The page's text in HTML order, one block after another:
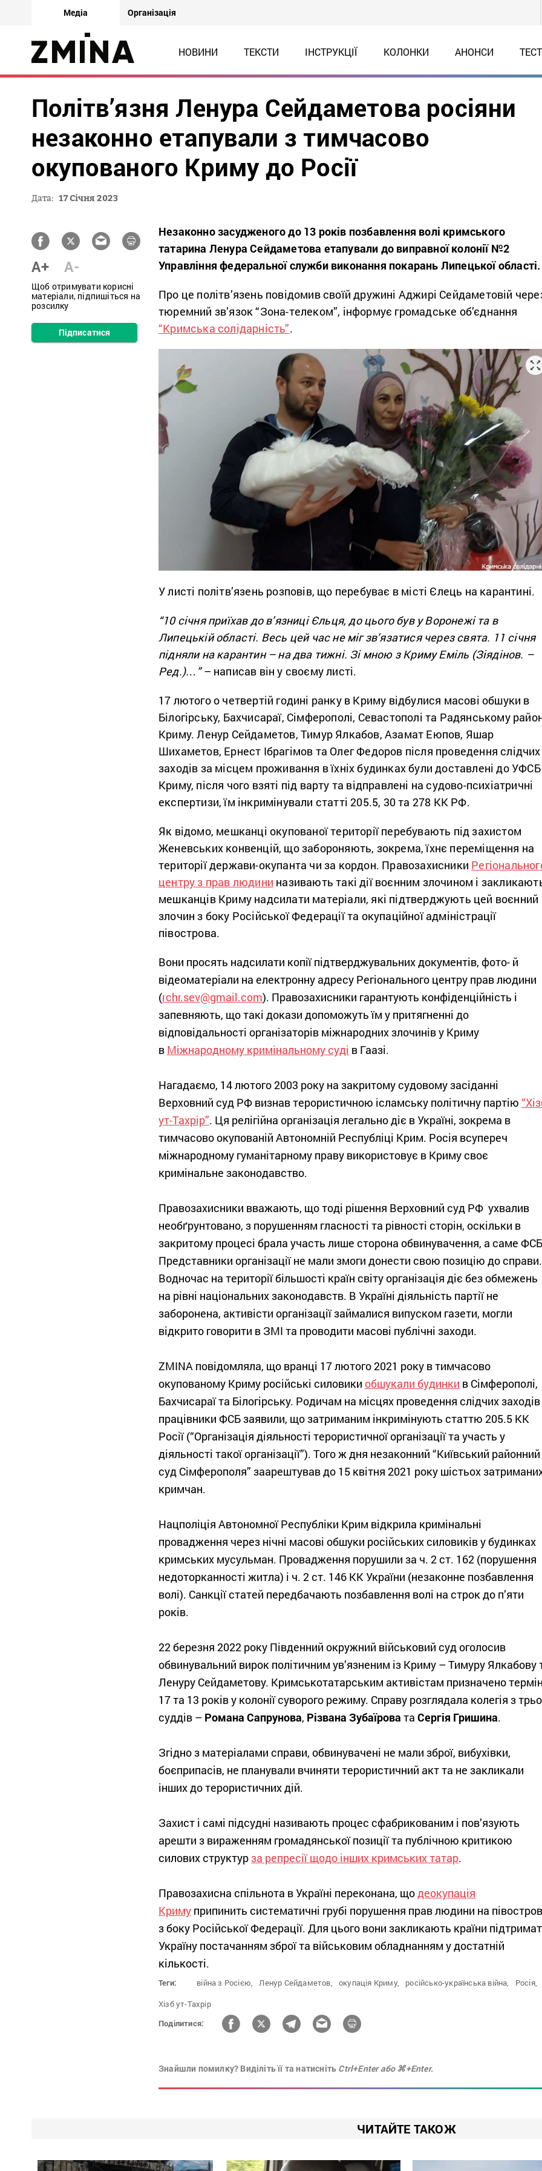
Медіа Організація
НОВИНИ ТЕКСТИ ІНСТРУКЦІЇ КОЛОНКИ АНОНСИ
Політв’язня Ленура Сейдаметова росіяни
незаконно етапували з тимчасово
окупованого Криму до Росії
Дата: 17 Січня 2023
A+ A-
Щоб отримувати корисні
матеріали, підпишіться на
розсилку
Підписатися
Незаконно засудженого до 13 років позбавлення волі кримського
татарина Ленура Сейдаметова етапували до виправної колонії №2
Управління федеральної служби виконання покарань Липецької області.
Про це політв’язень повідомив своїй дружині Аджирі Сейдаметовій
тюремний зв’язок “Зона-телеком”, інформує громадське об’єднання
“Кримська солідарність”.
У листі політв’язень розповів, що перебуває в місті Єлець на карантині.
“10 січня приїхав до в’язниці Єльця, до цього був у Воронежі та в
Липецькій області. Весь цей час не міг зв’язатися через свята. 11 січня
підняли на карантин – на два тижні. Зі мною з Криму Еміль (Зіядінов. –
Ред.)…”– написав він у своєму листі.
17 лютого о четвертій годині ранку в Криму відбулися масові обшуки в
Білогірську, Бахчисараї, Сімферополі, Севастополі та Радянському
Криму. Ленур Сейдаметов, Тимур Ялкабов, Азамат Еюпов, Яшар
Шихаметов, Ернест Ібрагімов та Олег Федоров після проведення слідчих
заходів за місцем проживання в їхніх будинках були доставлені до УФСБ
Криму, після чого взяті під варту та відправлені на судово-психіатричні
експертизи, їм інкримінували статті 205.5, 30 та 278 КК РФ.
Як відомо, мешканці окупованої території перебувають під захистом
Женевських конвенцій, що забороняють, зокрема, їхнє переміщення на
території держави-окупанта чи за кордон. Правозахисники
центру з прав людини називають такі дії воєнним злочином і
мешканців Криму надсилати матеріали, які підтверджують цей воєнний
злочин з боку Російської Федерації та окупаційної адміністрації
півострова.
Вони просять надсилати копії підтверджувальних документів, фото- й
відеоматеріали на електронну адресу Регіонального центру прав людини
(rchr.sev@gmail.com). Правозахисники гарантують конфіденційність і
запевняють, що такі докази допоможуть їм у притягненні до
відповідальності організаторів міжнародних злочинів у Криму
в Міжнародному кримінальному суді в Гаазі.
Нагадаємо, 14 лютого 2003 року на закритому судовому засіданні
Верховний суд РФ визнав терористичною ісламську політичну партію
ут-Тахрір”. Ця релігійна організація легально діє в Україні, зокрема в
тимчасово окупованій Автономній Республіці Крим. Росія всупереч
міжнародному гуманітарному праву використовує в Криму своє
кримінальне законодавство.
Правозахисники вважають, що тоді рішення Верховний суд РФ ухвалив
необґрунтовано, з порушенням гласності та рівності сторін, оскільки в
закритому процесі брала участь лише сторона обвинувачення, а саме
Представники організації не мали змоги донести свою позицію до справи.
Водночас на території більшості країн світу організація діє без обмежень
на рівні національних законодавств. В Україні діяльність партії не
заборонена, активісти організації займалися випуском газети, могли
відкрито говорити в ЗМІ та проводити масові публічні заходи.
ZMINA повідомляла, що вранці 17 лютого 2021 року в тимчасово
окупованому Криму російські силовики обшукали будинки в Сімферополі,
Бахчисараї та Білогірську. Родичам на місцях проведення слідчих заходів
працівники ФСБ заявили, що затриманим інкримінують статтю 205.5 КК
Росії (“Організація діяльності терористичної організації та участь у
діяльності такої організації”). Того ж дня незаконний “Київський районний
суд Сімферополя” заарештував до 15 квітня 2021 року шістьох
кримчан.
Нацполіція Автономної Республіки Крим відкрила кримінальні
провадження через нічні масові обшуки російських силовиків у будинках
кримських мусульман. Провадження порушили за ч. 2 ст. 162 (порушення
недоторканності житла) і ч. 2 ст. 146 КК України (незаконне позбавлення
волі). Санкції статей передбачають позбавлення волі на строк до п’яти
років.
22 березня 2022 року Південний окружний військовий суд оголосив
обвинувальний вирок політичним ув’язненим із Криму – Тимуру Ялкабову
Ленуру Сейдаметову. Кримськотатарським активістам призначено
17 та 13 років у колонії суворого режиму. Справу розглядала колегія з
суддів – Романа Сапрунова, Різвана Зубаїрова та Сергія Гришина.
Згідно з матеріалами справи, обвинувачені не мали зброї, вибухівки,
боєприпасів, не планували вчиняти терористичний акт та не закликали
інших до терористичних дій.
Захист і самі підсудні називають процес сфабрикованим і пов’язують
арешти з вираженням громадянської позиції та публічною критикою
силових структурза репресії щодо інших кримських татар.
Правозахисна спільнота в Україні переконана, щодеокупація
Криму припинить систематичні грубі порушення прав людини на
з боку Російської Федерації. Для цього вони закликають країни
Україну постачанням зброї та військовим обладнанням у достатній
кількості.
Теги: війна з Росією, Ленур Сейдаметов, окупація Криму, російсько-українська війна,
Росія,
Хізб ут-Тахрір
Поділитися:
Знайшли помилку? Виділіть її та натисніть Ctrl+Enter або ⌘+Enter.
ЧИТАЙТЕ ТАКОЖ